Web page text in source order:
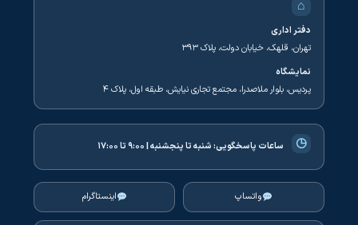
⌂
دفتر اداری
تهران، قلهک، خیابان دولت، پلاک ۳۹۳
نمایشگاه
پردیس، بلوار ملاصدرا، مجتمع تجاری نیایش، طبقه اول، پلاک ۴
◷ ساعات پاسخگویی:شنبه تا پنجشنبه | ۹:۰۰ تا ۱۷:۰۰
واتساپ اینستاگرام